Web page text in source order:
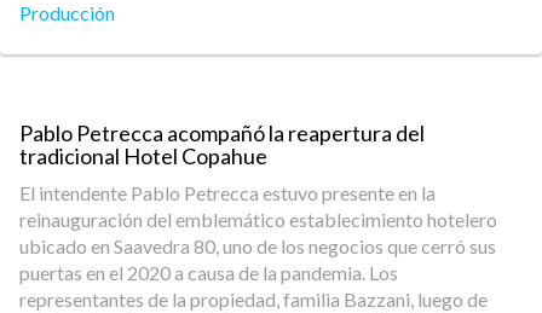
Producción
Pablo Petrecca acompañó la reapertura del
tradicional Hotel Copahue
El intendente Pablo Petrecca estuvo presente en la
reinauguración del emblemático establecimiento hotelero
ubicado en Saavedra 80, uno de los negocios que cerró sus
puertas en el 2020 a causa de la pandemia. Los
representantes de la propiedad, familia Bazzani, luego de